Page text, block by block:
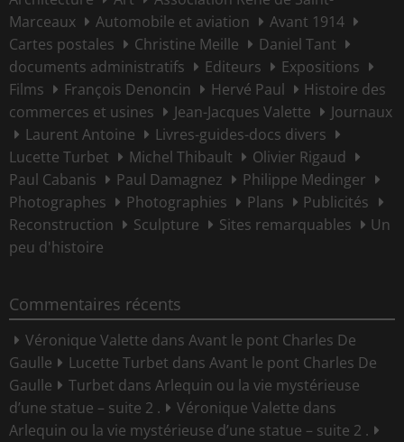
Marceaux
Automobile et aviation
Avant 1914
Cartes postales
Christine Meille
Daniel Tant
documents administratifs
Editeurs
Expositions
Films
François Denoncin Hervé Paul
Histoire des
commerces et usines
Jean-Jacques Valette
Journaux
Laurent Antoine
Livres-guides-docs divers
Lucette Turbet
Michel Thibault
Olivier Rigaud
Paul Cabanis
Paul Damagnez
Philippe Medinger
Photographes
Photographies Plans
Publicités
Reconstruction
Sculpture Sites remarquables
Un
peu d'histoire
Commentaires récents
Véronique Valette dans Avant le pont Charles De
Gaulle
Lucette Turbet dans Avant le pont Charles De
Gaulle
Turbet dans Arlequin ou la vie mystérieuse
d’une statue – suite 2 .
Véronique Valette dans
Arlequin ou la vie mystérieuse d’une statue – suite 2 .